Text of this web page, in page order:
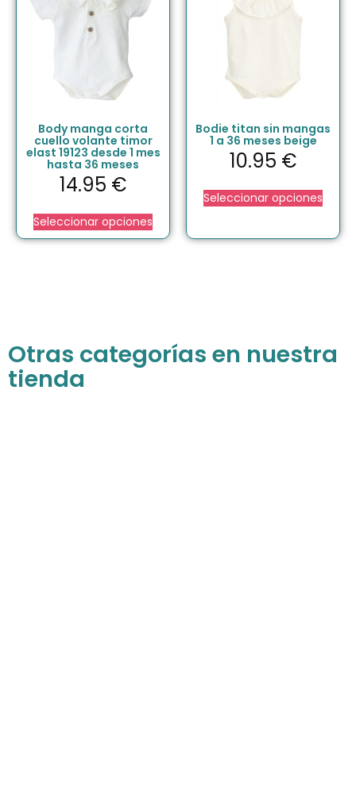
Body manga corta
cuello volante timor
elast 19123 desde 1 mes
hasta 36 meses
14.95 €
Seleccionar opciones
Bodie titan sin mangas
1 a 36 meses beige
10.95 €
Seleccionar opciones
Otras categorías en nuestra
tienda